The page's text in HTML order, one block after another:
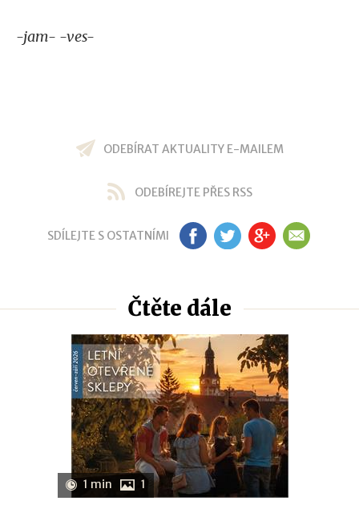
-jam- -ves-
ODEBÍRAT AKTUALITY E-MAILEM
ODEBÍREJTE PŘES RSS
SDÍLEJTE S OSTATNÍMI FB TW GP EM
Čtěte dále
1 min 1